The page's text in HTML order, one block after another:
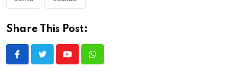
Share This Post:
YoutubeWhatsapp